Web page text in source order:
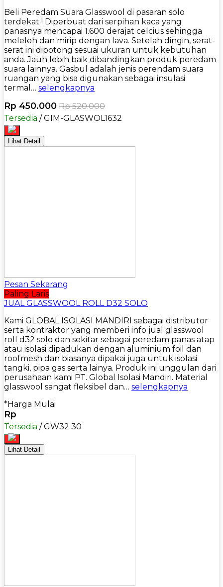
Beli Peredam Suara Glasswool di pasaran solo
terdekat ! Diperbuat dari serpihan kaca yang
panasnya mencapai 1.600 derajat celcius sehingga
meleleh dan mirip dengan lava. Setelah dingin, serat-
serat ini dipotong sesuai ukuran untuk kebutuhan
anda. Jauh lebih baik dibandingkan produk peredam
suara lainnya. Gasbul adalah jenis perendam suara
ruangan yang bisa digunakan sebagai insulasi
termal… selengkapnya
Rp 450.000 Rp 520.000
Tersedia / GIM-GLASWOL1632
Lihat Detail
Pesan Sekarang
Paling Laris
JUAL GLASSWOOL ROLL D32 SOLO
Kami GLOBAL ISOLASI MANDIRI sebagai distributor
serta kontraktor yang memberi info jual glasswool
roll d32 solo dan sekitar sebagai peredam panas atap
atau isolasi dipadukan dengan aluminium foil dan
roofmesh dan biasanya dipakai juga untuk isolasi
tangki, pipa gas serta lainya. Produk ini unggulan dari
perusahaan kami PT. Global Isolasi Mandiri. Material
glasswool sangat fleksibel dan… selengkapnya
*Harga Mulai
Rp
Tersedia / GW32 30
Lihat Detail